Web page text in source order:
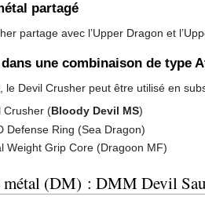
partagé
partage avec l’Upper Dragon et
une combinaison de type
le Devil Crusher peut être utilisé en
Crusher (Bloody Devil MS)
Defense Ring (Sea Dragon)
Weight Grip Core (Dragoon MF)
métal (DM) : DMM Devil